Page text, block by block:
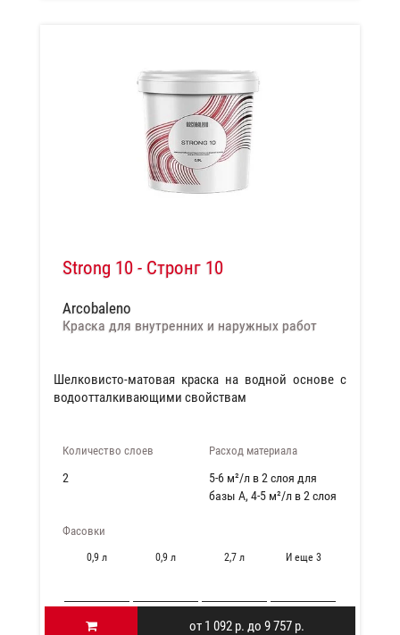
Strong 10 - Стронг 10
Arcobaleno
Краска для внутренних и наружных работ
Шелковисто-матовая краска на водной основе с
водоотталкивающими свойствам
Количество слоев
2
Расход материала
5-6 м²/л в 2 слоя для
базы А, 4-5 м²/л в 2 слоя
Фасовки
0,9 л 0,9 л 2,7 л И еще 3
от 1 092 р. до 9 757 р.